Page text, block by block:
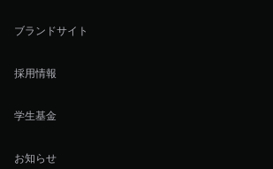
ブランドサイト
採用情報
学生基金
お知らせ